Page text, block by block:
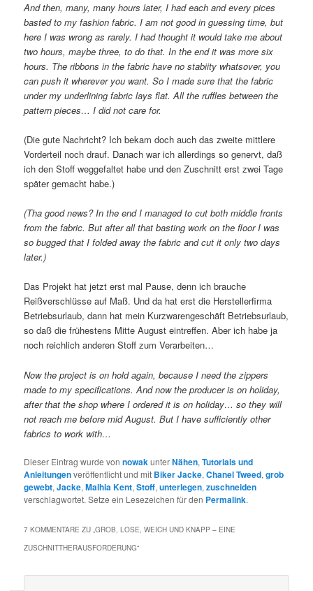
And then, many, many hours later, I had each and every pices
basted to my fashion fabric. I am not good in guessing time, but
here I was wrong as rarely. I had thought it would take me about
two hours, maybe three, to do that. In the end it was more six
hours. The ribbons in the fabric have no stabiity whatsover, you
can push it wherever you want. So I made sure that the fabric
under my underlining fabric lays flat. All the ruffles between the
pattern pieces… I did not care for.
(Die gute Nachricht? Ich bekam doch auch das zweite mittlere
Vorderteil noch drauf. Danach war ich allerdings so genervt, daß
ich den Stoff weggefaltet habe und den Zuschnitt erst zwei Tage
später gemacht habe.)
(Tha good news? In the end I managed to cut both middle fronts
from the fabric. But after all that basting work on the floor I was
so bugged that I folded away the fabric and cut it only two days
later.)
Das Projekt hat jetzt erst mal Pause, denn ich brauche
Reißverschlüsse auf Maß. Und da hat erst die Herstellerfirma
Betriebsurlaub, dann hat mein Kurzwarengeschäft Betriebsurlaub,
so daß die frühestens Mitte August eintreffen. Aber ich habe ja
noch reichlich anderen Stoff zum Verarbeiten…
Now the project is on hold again, because I need the zippers
made to my specifications. And now the producer is on holiday,
after that the shop where I ordered it is on holiday… so they will
not reach me before mid August. But I have sufficiently other
fabrics to work with…
Dieser Eintrag wurde vonnowakunterNähen,Tutorials und
Anleitungenveröffentlicht und mit Biker Jacke,Chanel Tweed,grob
gewebt,Jacke,Malhia Kent,Stoff,unterlegen,zuschneiden
verschlagwortet. Setze ein Lesezeichen für den Permalink.
7 KOMMENTARE ZU „GROB, LOSE, WEICH UND KNAPP – EINE
ZUSCHNITTHERAUSFORDERUNG“